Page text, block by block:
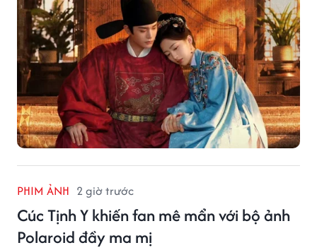
PHIM ẢNH 2 giờ trước
Cúc Tịnh Y khiến fan mê mẩn với bộ ảnh
Polaroid đầy ma mị